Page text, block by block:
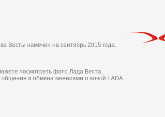
Весты намечен на сентябрь 2015 года.
посмотреть фото Лада Веста,
общения и обмена мнениями о новой LADA